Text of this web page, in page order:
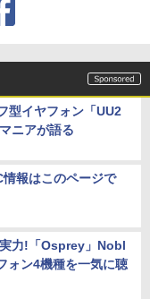
型イヤフォン「UU2
ニアが語る
報はこのページで
力!「Osprey」Nobl
ォン4機種を一気に聴